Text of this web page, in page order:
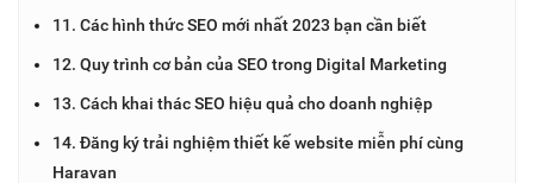
11. Các hình thức SEO mới nhất 2023 bạn cần biết
12. Quy trình cơ bản của SEO trong Digital Marketing
13. Cách khai thác SEO hiệu quả cho doanh nghiệp
14. Đăng ký trải nghiệm thiết kế website miễn phí cùng
Haravan